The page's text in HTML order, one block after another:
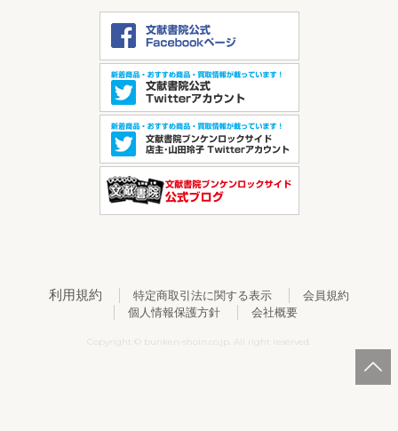
利用規約 特定商取引法に関する表示
会員規約
個人情報保護方針
会社概要
Copyright © bunken-shoin.co.jp. All right reserved.